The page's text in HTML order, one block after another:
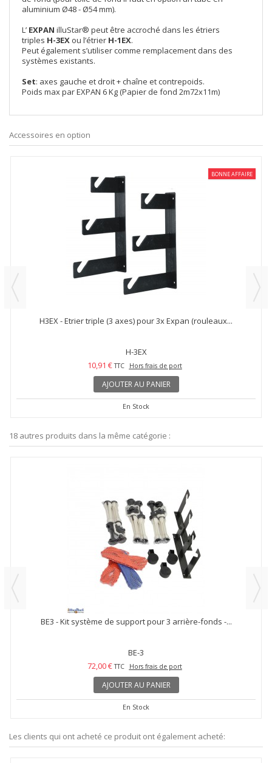
aluminium Ø48 - Ø54 mm).
L’ EXPAN illuStar® peut être accroché dans les étriers
triples H-3EX ou l’étrier H-1EX.
Peut également s’utiliser comme remplacement dans des
systèmes existants.
Set: axes gauche et droit + chaîne et contrepoids.
Poids max par EXPAN 6 Kg (Papier de fond 2m72x11m)
Accessoires en option
BONNE AFFAIRE
H3EX - Etrier triple (3 axes) pour 3x Expan (rouleaux...
H-3EX
10,91 € TTC Hors frais de port
AJOUTER AU PANIER
En Stock
18 autres produits dans la même catégorie :
BE3 - Kit système de support pour 3 arrière-fonds -...
BE-3
72,00 € TTC Hors frais de port
AJOUTER AU PANIER
En Stock
Les clients qui ont acheté ce produit ont également acheté: